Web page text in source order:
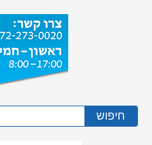
חיפוש